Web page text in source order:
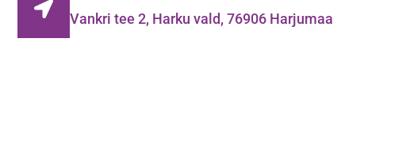
Vankri tee 2, Harku vald, 76906 Harjumaa